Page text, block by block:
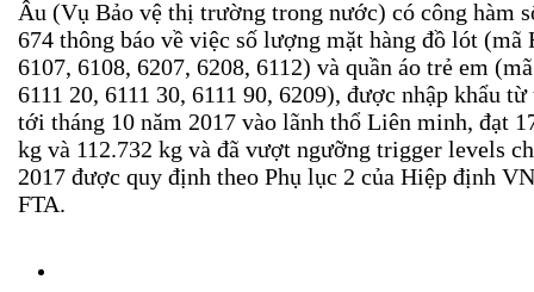
Âu (Vụ Bảo vệ thị trường trong nước) có công hàm
674 thông báo về việc số lượng mặt hàng đồ lót (mã
6107, 6108, 6207, 6208, 6112) và quần áo trẻ em
6111 20, 6111 30, 6111 90, 6209), được nhập khẩu từ
tới tháng 10 năm 2017 vào lãnh thổ Liên minh, đạt
kg và 112.732 kg và đã vượt ngưỡng trigger levels
2017 được quy định theo Phụ lục 2 của Hiệp định
FTA.